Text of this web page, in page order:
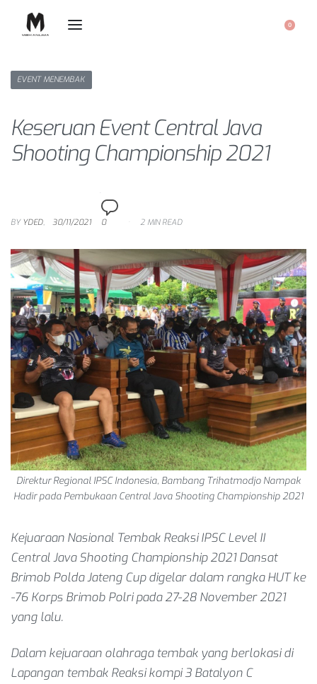
0
EVENT MENEMBAK
Keseruan Event Central Java
Shooting Championship 2021
BY YDED 30/11/2021 0 2 MIN READ
Direktur Regional IPSC Indonesia, Bambang Trihatmodjo Nampak
Hadir pada Pembukaan Central Java Shooting Championship 2021
Kejuaraan Nasional Tembak Reaksi IPSC Level II
Central Java Shooting Championship 2021 Dansat
Brimob Polda Jateng Cup digelar dalam rangka HUT ke
-76 Korps Brimob Polri pada 27-28 November 2021
yang lalu.
Dalam kejuaraan olahraga tembak yang berlokasi di
Lapangan tembak Reaksi kompi 3 Batalyon C